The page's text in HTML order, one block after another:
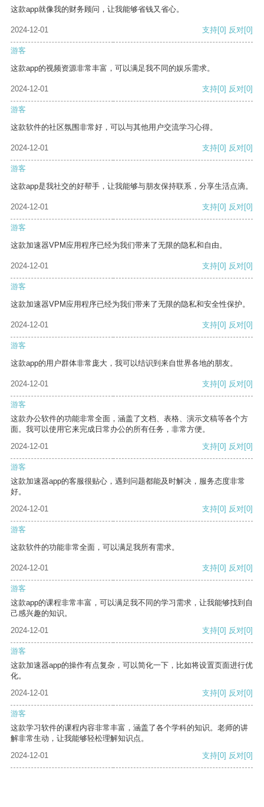
这款app就像我的财务顾问，让我能够省钱又省心。
2024-12-01 支持[0] 反对[0]
游客
这款app的视频资源非常丰富，可以满足我不同的娱乐需求。
2024-12-01 支持[0] 反对[0]
游客
这款软件的社区氛围非常好，可以与其他用户交流学习心得。
2024-12-01 支持[0] 反对[0]
游客
这款app是我社交的好帮手，让我能够与朋友保持联系，分享生活点滴。
2024-12-01 支持[0] 反对[0]
游客
这款加速器VPM应用程序已经为我们带来了无限的隐私和自由。
2024-12-01 支持[0] 反对[0]
游客
这款加速器VPM应用程序已经为我们带来了无限的隐私和安全性保护。
2024-12-01 支持[0] 反对[0]
游客
这款app的用户群体非常庞大，我可以结识到来自世界各地的朋友。
2024-12-01 支持[0] 反对[0]
游客
这款办公软件的功能非常全面，涵盖了文档、表格、演示文稿等各个方
面。我可以使用它来完成日常办公的所有任务，非常方便。
2024-12-01
支持[0] 反对[0]
游客
这款加速器app的客服很贴心，遇到问题都能及时解决，服务态度非常
好。
2024-12-01
支持[0] 反对[0]
游客
这款软件的功能非常全面，可以满足我所有需求。
2024-12-01 支持[0] 反对[0]
游客
这款app的课程非常丰富，可以满足我不同的学习需求，让我能够找到自
己感兴趣的知识。
2024-12-01
支持[0] 反对[0]
游客
这款加速器app的操作有点复杂，可以简化一下，比如将设置页面进行优
化。
2024-12-01
支持[0] 反对[0]
游客
这款学习软件的课程内容非常丰富，涵盖了各个学科的知识。老师的讲
解非常生动，让我能够轻松理解知识点。
2024-12-01
支持[0] 反对[0]